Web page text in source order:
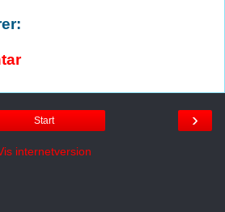
›
Start
internetversion